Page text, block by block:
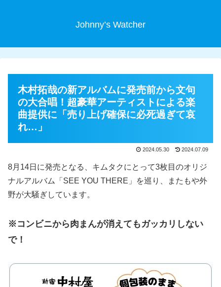
Johnny’s Watcher
木村拓哉の新アルバムに発売前から文句
の大合唱！超豪華アーティストによる楽
曲提供に「売り上げ確保に必死過ぎて哀
れ…」
2024.05.30 2024.07.09
8月14日に発売となる、キムタクにとって3枚目のオリジ
ナルアルバム「SEE YOU THERE」を巡り、またもや外
野が大騒ぎしています。
※コンビニから肉まんが消えてもガッカリしない
で！